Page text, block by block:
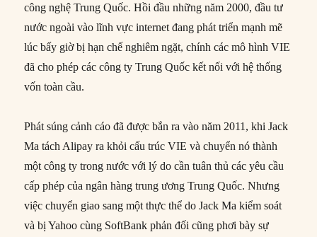
công nghệ Trung Quốc. Hồi đầu những năm 2000, đầu tư
nước ngoài vào lĩnh vực internet đang phát triển mạnh mẽ
lúc bấy giờ bị hạn chế nghiêm ngặt, chính các mô hình VIE
đã cho phép các công ty Trung Quốc kết nối với hệ thống
vốn toàn cầu.
Phát súng cảnh cáo đã được bắn ra vào năm 2011, khi Jack
Ma tách Alipay ra khỏi cấu trúc VIE và chuyển nó thành
một công ty trong nước với lý do cần tuân thủ các yêu cầu
cấp phép của ngân hàng trung ương Trung Quốc. Nhưng
việc chuyển giao sang một thực thể do Jack Ma kiểm soát
và bị Yahoo cùng SoftBank phản đối cũng phơi bày sự